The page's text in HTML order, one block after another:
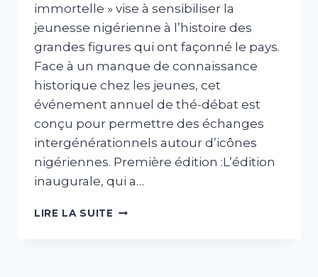
immortelle » vise à sensibiliser la
jeunesse nigérienne à l’histoire des
grandes figures qui ont façonné le pays.
Face à un manque de connaissance
historique chez les jeunes, cet
événement annuel de thé-débat est
conçu pour permettre des échanges
intergénérationnels autour d’icônes
nigériennes. Première édition :L’édition
inaugurale, qui a…
LIRE LA SUITE